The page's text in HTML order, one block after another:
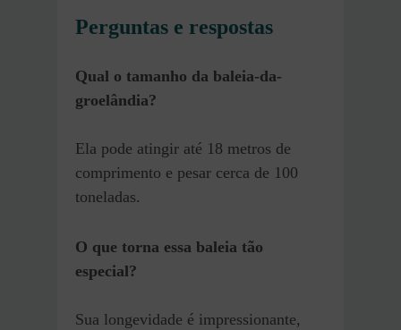
Perguntas e respostas
Qual o tamanho da baleia-da-
groelândia?
Ela pode atingir até 18 metros de
comprimento e pesar cerca de 100
toneladas.
O que torna essa baleia tão
especial?
Sua longevidade é impressionante,